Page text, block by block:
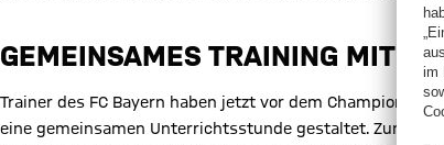
GEMEINSAMES TRAINING MIT
Trainer des FC Bayern haben jetzt vor dem Champions
eine gemeinsamen Unterrichtsstunde gestaltet.